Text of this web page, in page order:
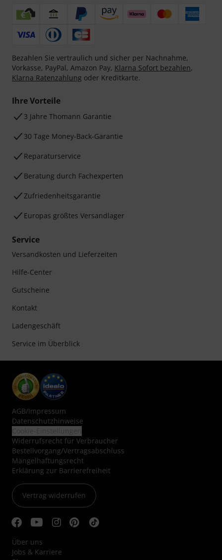
Bezahlen Sie vertraulich und sicher per Nachnahme,
Vorkasse, PayPal, Amazon Pay, Klarna Sofort bezahlen,
Klarna Ratenzahlung oder Kreditkarte.
Ihre Vorteile
3 Jahre Thomann Garantie
30 Tage Money-Back-Garantie
Reparaturservice
Beratung durch Fachexperten
Zufriedenheitsgarantie
Europas größtes Versandlager
Service
Versandkosten und Lieferzeiten
Hilfe-Center
Gutscheine
Kontakt
Ladengeschäft
Service im Überblick
AGB/Impressum
Datenschutzhinweise
Widerrufsrecht für Verbraucher
Bestellvorgang/Vertragsabschluss
Mängelhaftungsrecht
Erklärung zur Barrierefreiheit
Vertrag widerrufen
Über uns
Jobs & Karriere